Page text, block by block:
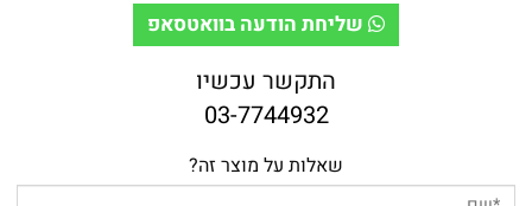
שליחת הודעה בוואטסאפ
התקשר עכשיו
03-7744932
שאלות על מוצר זה?